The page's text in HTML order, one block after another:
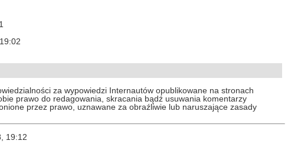
, 19:02
za wypowiedzi Internautów opublikowane na stronach
prawo do redagowania, skracania bądź usuwania komentarzy
przez prawo, uznawane za obraźliwie lub naruszające zasady
19:12